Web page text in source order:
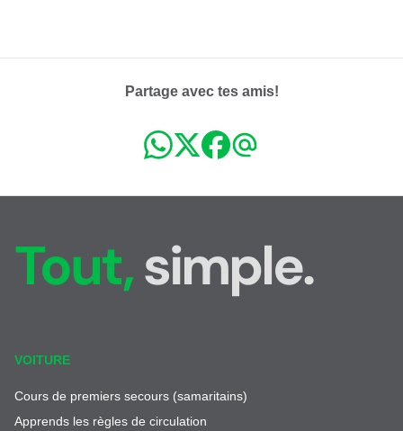
Partage avec tes amis!
Tout,simple.
VOITURE
Cours de premiers secours (samaritains)
Apprends les règles de circulation